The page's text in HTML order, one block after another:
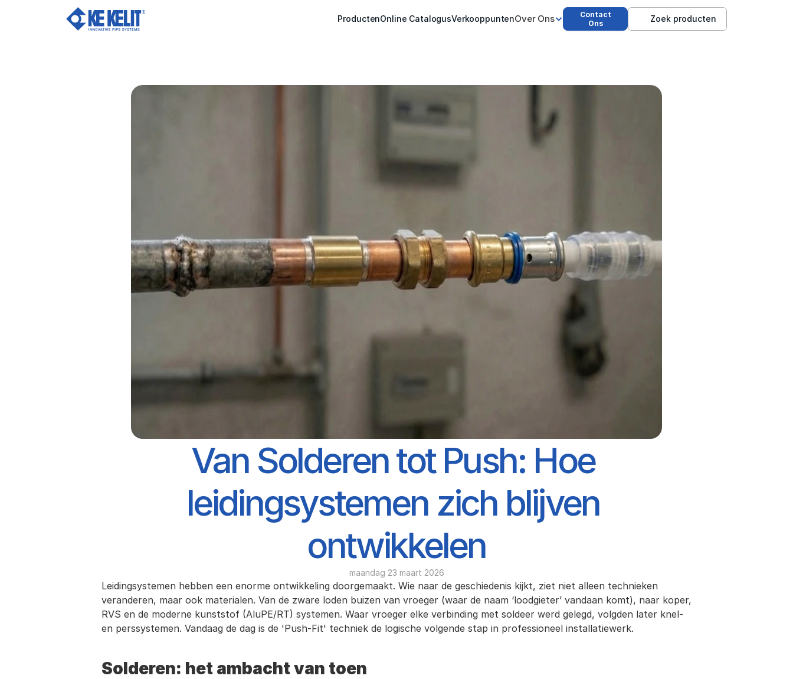
ProductenOnline CatalogusVerkooppuntenOver Ons
Contact
Ons
Zoek producten
Van Solderen tot Push: Hoe
leidingsystemen zich blijven
ontwikkelen
maandag 23 maart 2026
Leidingsystemen hebben een enorme ontwikkeling doorgemaakt. Wie naar de geschiedenis kijkt, ziet niet alleen technieken
veranderen, maar ook materialen. Van de zware loden buizen van vroeger (waar de naam ‘loodgieter’ vandaan komt), naar koper,
RVS en de moderne kunststof (AluPE/RT) systemen. Waar vroeger elke verbinding met soldeer werd gelegd, volgden later knel-
en perssystemen. Vandaag de dag is de 'Push-Fit' techniek de logische volgende stap in professioneel installatiewerk.
Solderen: het ambacht van toen